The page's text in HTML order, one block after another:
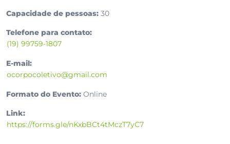
Capacidade de pessoas: 30
Telefone para contato:
(19) 99759-1807
E-mail:
ocorpocoletivo@gmail.com
Formato do Evento: Online
Link:
https://forms.gle/nKxbBCt4tMczT7yC7